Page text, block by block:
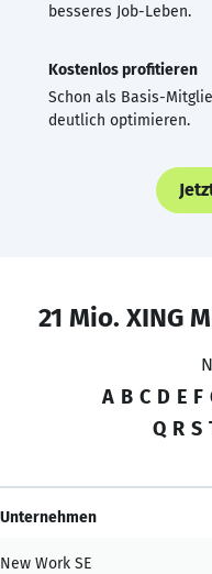
besseres Job-Leben.
Kostenlos profitieren
Schon als Basis-
deutlich optimieren.
21 Mio. XING
A B C D E F
Q R S
Unternehmen
New Work SE